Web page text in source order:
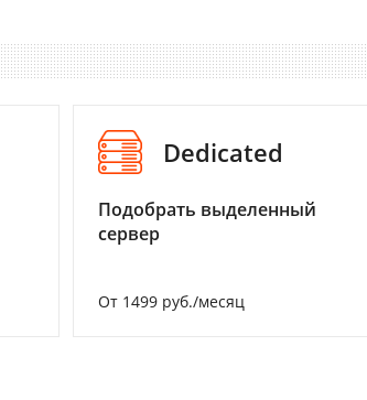
Dedicated
Подобрать выделенный
сервер
От 1499 руб./месяц